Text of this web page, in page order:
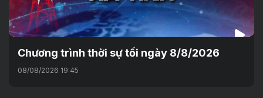
Chương trình thời sự tối ngày 8/8/2026
08/08/2026 19:45